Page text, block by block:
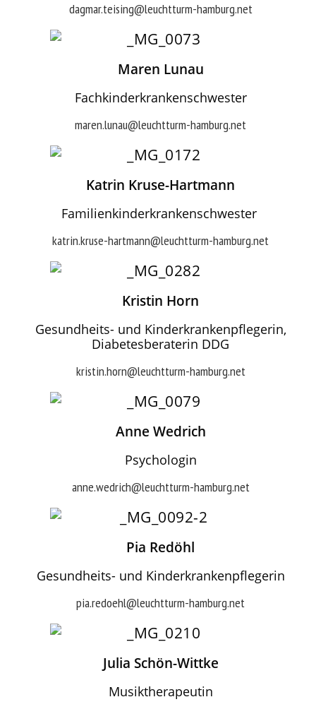
dagmar.teising@leuchtturm-hamburg.net
Maren Lunau
Fachkinderkrankenschwester
maren.lunau@leuchtturm-hamburg.net
Katrin Kruse-Hartmann
Familienkinderkrankenschwester
katrin.kruse-hartmann@leuchtturm-hamburg.net
Kristin Horn
Gesundheits- und Kinderkrankenpflegerin,
Diabetesberaterin DDG
kristin.horn@leuchtturm-hamburg.net
Anne Wedrich
Psychologin
anne.wedrich@leuchtturm-hamburg.net
Pia Redöhl
Gesundheits- und Kinderkrankenpflegerin
pia.redoehl@leuchtturm-hamburg.net
Julia Schön-Wittke
Musiktherapeutin